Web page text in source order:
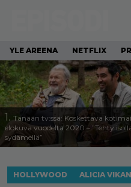
YLE AREENA NETFLIX
1. Tänään tv:ssä: Koskettava
elokuva vuodelta 2020 – ”Tehty
sydämellä”
HOLLYWOOD ALICIA